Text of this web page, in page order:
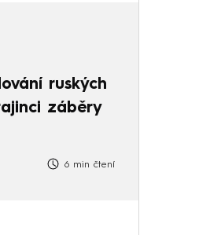
ruských
záběry
6 min čtení